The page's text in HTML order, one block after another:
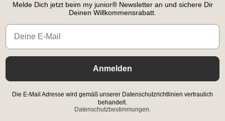
Melde Dich jetzt beim my junior® Newsletter an und sichere Dir
Deinen Willkommensrabatt.
Email
Anmelden
Die E-Mail Adresse wird gemäß unserer Datenschutzrichtlinien vertraulich
behandelt.
Datenschutzbestimmungen.